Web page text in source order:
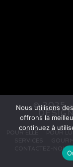
© 2025 -
DESIGN
POUR ELLE POUR LUI
SERVICES
CONTACTEZ-NOUS
Nous utilisons
offrons la
continuez à